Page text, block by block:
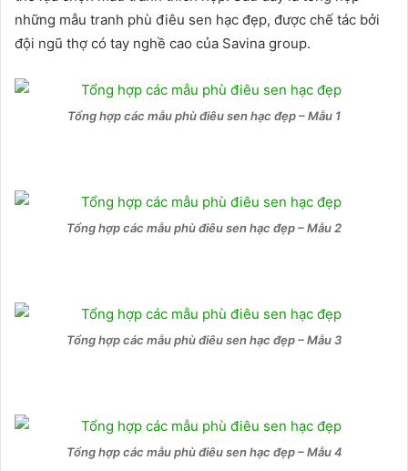
những mẫu tranh phù điêu sen hạc đẹp, được chế tác bởi
đội ngũ thợ có tay nghề cao của Savina group.
Tổng hợp các mẫu phù điêu sen hạc đẹp – Mẫu 1
Tổng hợp các mẫu phù điêu sen hạc đẹp – Mẫu 2
Tổng hợp các mẫu phù điêu sen hạc đẹp – Mẫu 3
Tổng hợp các mẫu phù điêu sen hạc đẹp – Mẫu 4